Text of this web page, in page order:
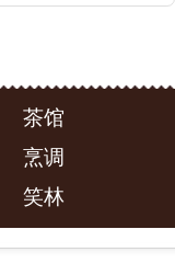
茶馆
烹调
笑林